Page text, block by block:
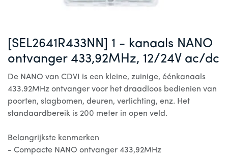
[SEL2641R433NN] 1 - kanaals NANO
ontvanger 433,92MHz, 12/24V ac/dc
De NANO van CDVI is een kleine, zuinige, éénkanaals
433.92MHz ontvanger voor het draadloos bedienien van
poorten, slagbomen, deuren, verlichting, enz. Het
standaardbereik is 200 meter in open veld.
Belangrijkste kenmerken
- Compacte NANO ontvanger 433,92MHz